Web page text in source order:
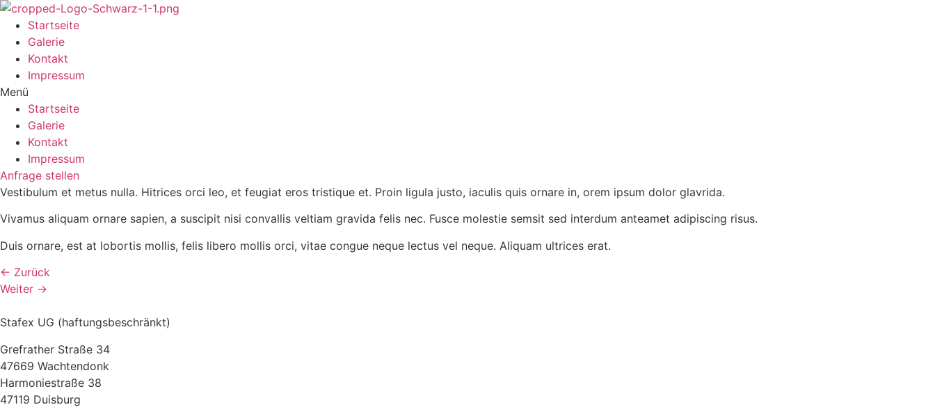
Startseite
Galerie
Kontakt
Impressum
Menü
Startseite
Galerie
Kontakt
Impressum
Anfrage stellen
Vestibulum et metus nulla. Hitrices orci leo, et feugiat eros tristique et. Proin ligula justo, iaculis quis ornare in, orem ipsum dolor glavrida.
Vivamus aliquam ornare sapien, a suscipit nisi convallis veltiam gravida felis nec. Fusce molestie semsit sed interdum anteamet adipiscing risus.
Duis ornare, est at lobortis mollis, felis libero mollis orci, vitae congue neque lectus vel neque. Aliquam ultrices erat.
← Zurück
Weiter →
Stafex UG (haftungsbeschränkt)
Grefrather Straße 34
47669 Wachtendonk
Harmoniestraße 38
47119 Duisburg